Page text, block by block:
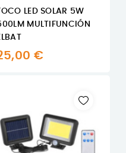
LED SOLAR 5W
MULTIFUNCIÓN
€